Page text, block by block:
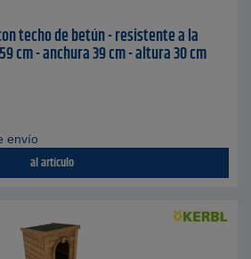
techo de betún - resistente a la
cm - anchura 39 cm - altura 30 cm
envío
al artículo